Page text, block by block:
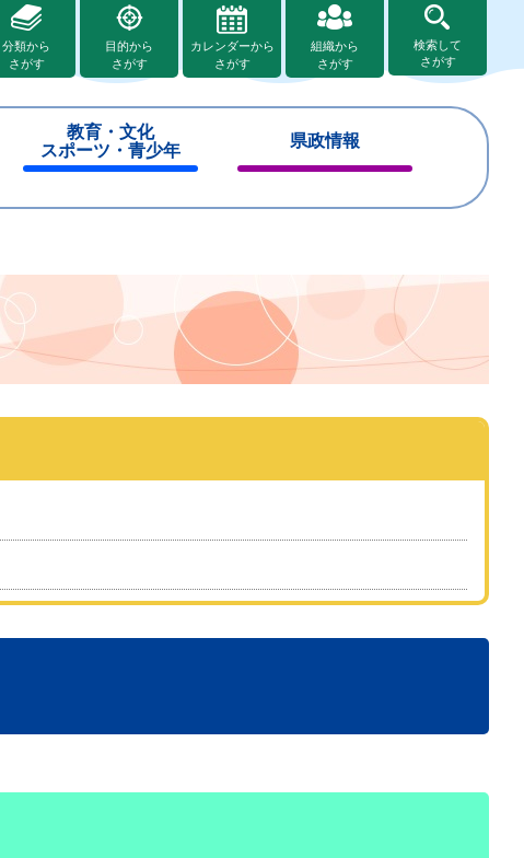
分類から
さがす
目的から
さがす
カレンダーから
さがす
組織から
さがす
検索して
さがす
教育・文化
スポーツ・青少年
じ
県政情報
じ